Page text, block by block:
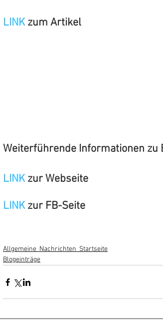
LINK zum Artikel
Weiterführende Informationen zu
LINK zur Webseite
LINK zur FB-Seite
Allgemeine_Nachrichten_Startseite
Blogeinträge